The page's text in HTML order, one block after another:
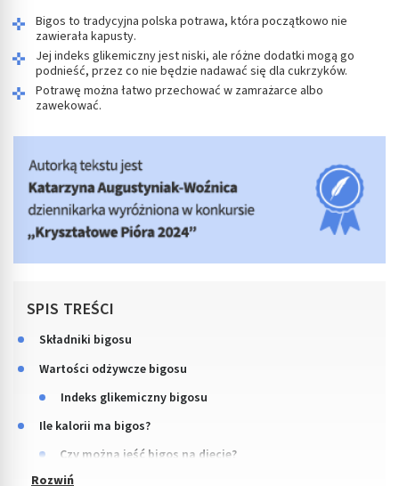
Bigos to tradycyjna polska potrawa, która początkowo nie
zawierała kapusty.
Jej indeks glikemiczny jest niski, ale różne dodatki mogą go
podnieść, przez co nie będzie nadawać się dla cukrzyków.
Potrawę można łatwo przechować w zamrażarce albo
zawekować.
SPIS TREŚCI
Składniki bigosu
Wartości odżywcze bigosu
Indeks glikemiczny bigosu
Ile kalorii ma bigos?
Czy można jeść bigos na diecie?